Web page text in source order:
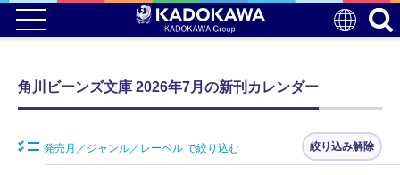
角川ビーンズ文庫 2026年7月の新刊カレンダー
発売月／ジャンル／レーベル で絞り込む 絞り込み解除